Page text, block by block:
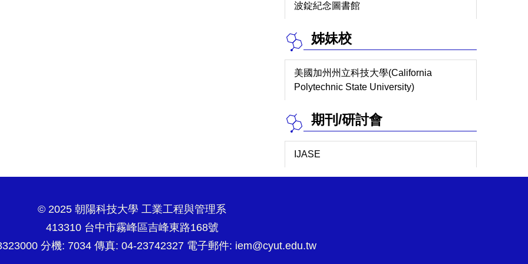
波錠紀念圖書館
姊妹校
美國加州州立科技大學(California
Polytechnic State University)
期刊/研討會
IJASE
© 2025 朝陽科技大學 工業工程與管理系
413310 台中市霧峰區吉峰東路168號
分機: 7034 傳真: 04-23742327 電子郵件: iem@cyut.edu.tw